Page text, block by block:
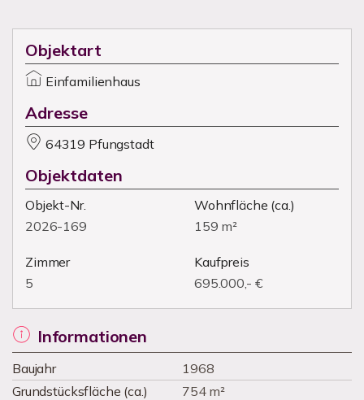
Objektart
Einfamilienhaus
Adresse
64319 Pfungstadt
Objektdaten
Objekt-Nr.
2026-169
Wohnfläche (ca.)
159 m²
Zimmer
5
Kaufpreis
695.000,- €
Informationen
Baujahr
1968
Grundstücksfläche (ca.)
754 m²